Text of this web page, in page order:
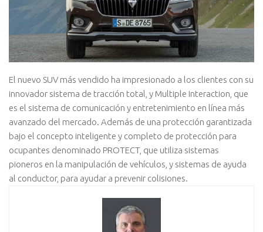
El nuevo SUV más vendido ha impresionado a los clientes con su
innovador sistema de tracción total, y Multiple Interaction, que
es el sistema de comunicación y entretenimiento en línea más
avanzado del mercado. Además de una protección garantizada
bajo el concepto inteligente y completo de protección para
ocupantes denominado PROTECT, que utiliza sistemas
pioneros en la manipulación de vehículos, y sistemas de ayuda
al conductor, para ayudar a prevenir colisiones.